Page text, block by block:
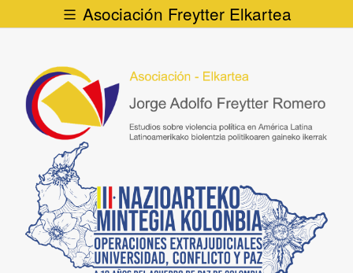
Asociación Freytter Elkartea